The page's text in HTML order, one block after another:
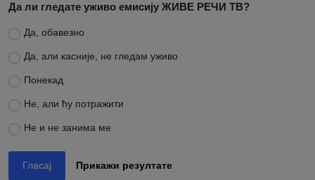
Да ли гледате уживо емисију ЖИВЕ РЕЧИ ТВ?
Да, обавезно
Да, али касније, не гледам уживо
Понекад
Не, али ћу потражити
Не и не занима ме
Гласај Прикажи резултате